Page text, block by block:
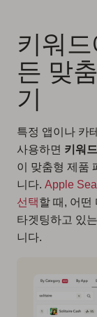
키워
든 맞
기
특정 앱이나 카
사용하면 키워
이 맞춤형 제품
니다. Apple
선택할 때, 어떤
타겟팅하고 있
니다.